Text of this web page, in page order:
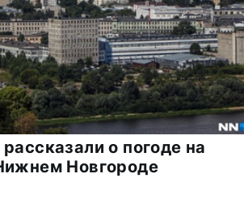
о погоде на
Новгороде